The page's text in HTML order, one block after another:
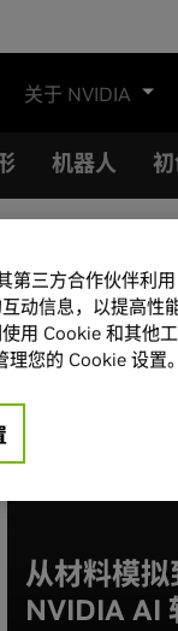
关于 NVIDIA
机器人
从材料模
NVIDIA AI
第三方合作伙伴利
动信息，以提高性
用 Cookie 和其他
理您的 Cookie 设置